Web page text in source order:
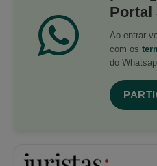
Portal
Ao entrar
com os
do